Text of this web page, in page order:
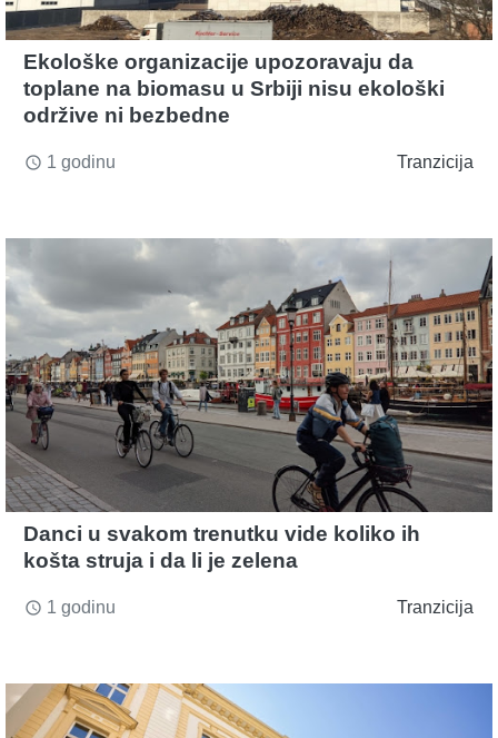
Ekološke organizacije upozoravaju da
toplane na biomasu u Srbiji nisu ekološki
održive ni bezbedne
access_time 1 godinu Tranzicija
Danci u svakom trenutku vide koliko ih
košta struja i da li je zelena
access_time 1 godinu Tranzicija